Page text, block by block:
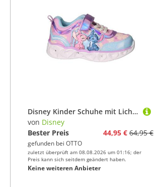
Disney Kinder Schuhe mit Licht Sportschuhe Freizeitschuhe Sneaker (Packung)
von Disney
Bester Preis
44,95 € 64,95 €
gefunden bei OTTO
zuletzt überprüft am 08.08.2026 um 01:16; der
Preis kann sich seitdem geändert haben.
Keine weiteren Anbieter